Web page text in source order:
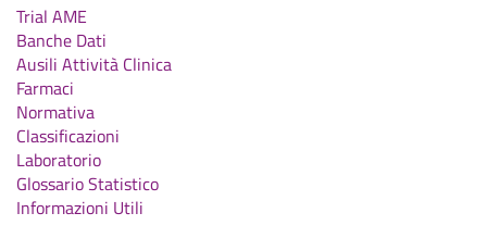
Trial AME
Banche Dati
Ausili Attività Clinica
Farmaci
Normativa
Classificazioni
Laboratorio
Glossario Statistico
Informazioni Utili